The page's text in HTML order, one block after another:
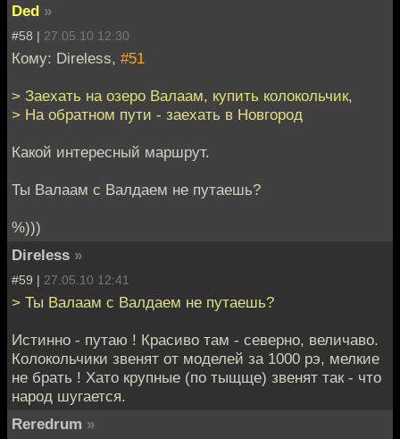
Ded »
#58 | 27.05.10 12:30
Кому: Direless, #51
> Заехать на озеро Валаам, купить колокольчик,
> На обратном пути - заехать в Новгород
Какой интересный маршрут.
Ты Валаам с Валдаем не путаешь?
%)))
Direless »
#59 | 27.05.10 12:41
> Ты Валаам с Валдаем не путаешь?
Истинно - путаю ! Красиво там - северно, величаво.
Колокольчики звенят от моделей за 1000 рэ, мелкие
не брать ! Хато крупные (по тыщще) звенят так - что
народ шугается.
Reredrum »